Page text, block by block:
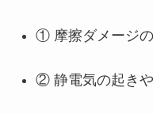
① 摩擦ダメージ
② 静電気の起き